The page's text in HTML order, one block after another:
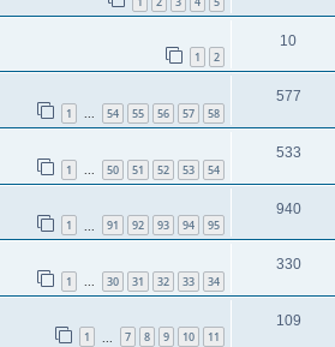
1 2
10
1 ... 54 55 56 57 58
577
1 ... 50 51 52 53 54
533
1 91 92 93 94 95
940
1 ... 30 31 32 33 34
330
1 7 8 9 10 11
109